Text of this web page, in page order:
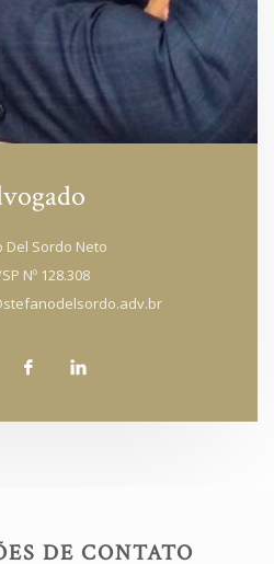
Del Sordo Neto
Nº 128.308
DE CONTATO